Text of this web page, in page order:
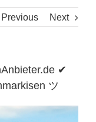
Previous Next
✔
ツ